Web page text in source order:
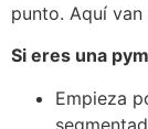
punto. Aquí
Si eres una
Empieza